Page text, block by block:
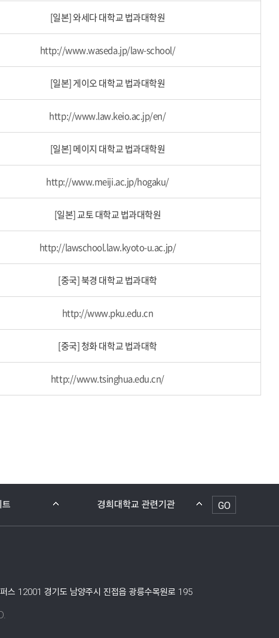
[일본] 와세다 대학교 법과대학원
http://www.waseda.jp/law-school/
[일본] 게이오 대학교 법과대학원
http://www.law.keio.ac.jp/en/
[일본] 메이지 대학교 법과대학원
http://www.meiji.ac.jp/hogaku/
[일본] 교토 대학교 법과대학원
http://lawschool.law.kyoto-u.ac.jp/
[중국] 북경 대학교 법과대학
http://www.pku.edu.cn
[중국] 청화 대학교 법과대학
http://www.tsinghua.edu.cn/
GO
스 12001 경기도 남양주시 진접읍 광릉수목원로 195